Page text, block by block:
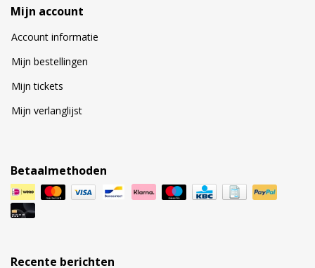
Mijn account
Account informatie
Mijn bestellingen
Mijn tickets
Mijn verlanglijst
Betaalmethoden
Recente berichten